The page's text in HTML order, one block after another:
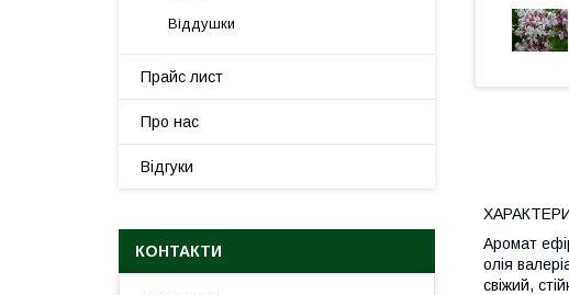
Аромат
олія
свіжий,
Віддушки
Прайс лист
Про нас
Відгуки
КОНТАКТИ